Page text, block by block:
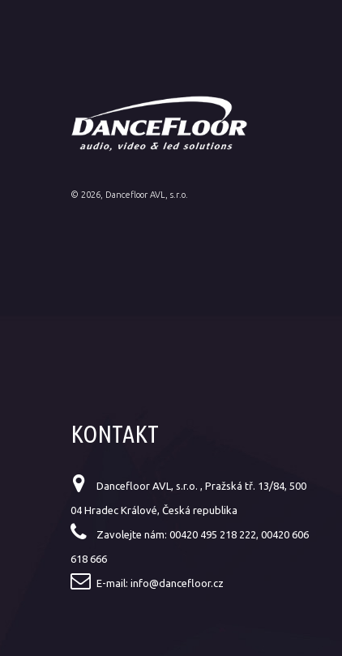
© 2026 , Dancefloor AVL, s.r.o.
KONTAKT
Dancefloor AVL, s.r.o. , Pražská tř. 13/84, 500
04 Hradec Králové, Česká republika
Zavolejte nám: 00420 495 218 222, 00420 606
618 666
E-mail: info@dancefloor.cz